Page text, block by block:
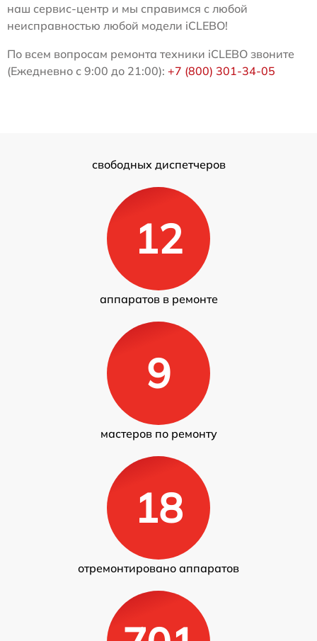
наш сервис-центр и мы справимся с любой
неисправностью любой модели iCLEBO!
По всем вопросам ремонта техники iCLEBO звоните
(Ежедневно с 9:00 до 21:00): +7 (800) 301-34-05
свободных диспетчеров
12
аппаратов в ремонте
9
мастеров по ремонту
18
отремонтировано аппаратов